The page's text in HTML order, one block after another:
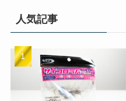
人気記事